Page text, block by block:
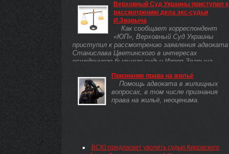
Верховный Суд Украины приступил к
рассмотрению дела экс-судьи
И.Зварыча
Как сообщает корреспондент
«ЮП», Верховный Суд Украины
приступил к рассмотрению заявления адвоката
Станислава Цветинского в интересах
осужденного бывшего судьи Игоря Зварыча.
Признание права на жильё
Помощь адвоката в жилищных
вопросах, в том числе признания
права на жильё, неоценима.
ВСЮ предлагает уволить судью Кировского